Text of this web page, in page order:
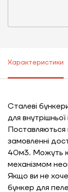
Характеристики
Сталеві
для внутрішньої
Поставляються
замовленні
40м3. Можуть
механізмом
Якщо ви не
бункер для
Висота, м
Кошик